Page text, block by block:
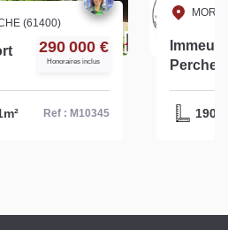
(61400)
290 000 €
Honoraires inclus
Ref : M10345